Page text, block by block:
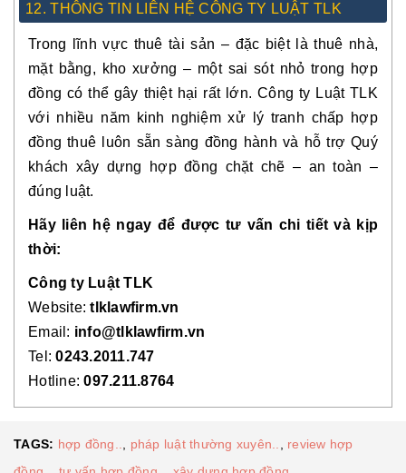
12. THÔNG TIN LIÊN HỆ CÔNG TY LUẬT TLK
Trong lĩnh vực thuê tài sản – đặc biệt là thuê nhà,
mặt bằng, kho xưởng – một sai sót nhỏ trong hợp
đồng có thể gây thiệt hại rất lớn. Công ty Luật TLK
với nhiều năm kinh nghiệm xử lý tranh chấp hợp
đồng thuê luôn sẵn sàng đồng hành và hỗ trợ Quý
khách xây dựng hợp đồng chặt chẽ – an toàn –
đúng luật.
Hãy liên hệ ngay để được tư vấn chi tiết và kịp
thời:
Công ty Luật TLK
Website:tlklawfirm.vn
Email: info@tlklawfirm.vn
Tel:0243.2011.747
Hotline:097.211.8764
TAGS: hợp đồng.. pháp luật thường xuyên..
review hợp